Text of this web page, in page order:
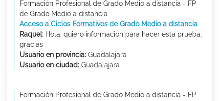
Formación Profesional de Grado Medio a distancia - FP
de Grado Medio a distancia
Acceso a Ciclos Formativos de Grado Medio a distancia
Raquel: Hola, quiero informacion para hacer esta prueba,
gracias
Usuario en provincia: Guadalajara
Usuario en ciudad: Guadalajara
Formación Profesional de Grado Medio a distancia - FP